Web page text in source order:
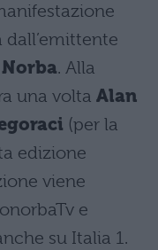
. Alla
una volta Alan
(per la
edizione
viene
e
su Italia 1.